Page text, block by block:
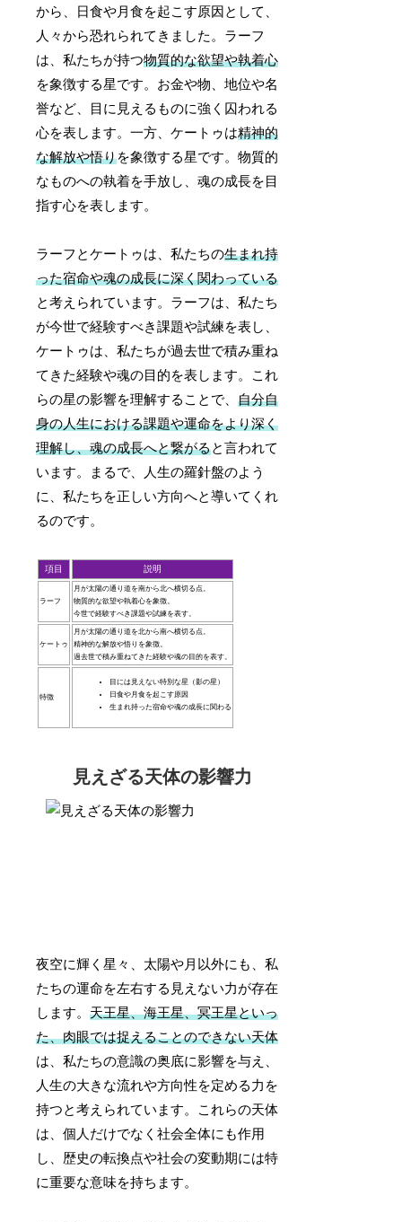
から、日食や月食を起こす原因として、
人々から恐れられてきました。ラーフ
は、私たちが持つ物質的な欲望や執着心
を象徴する星です。お金や物、地位や名
誉など、目に見えるものに強く囚われる
心を表します。一方、ケートゥは精神的
な解放や悟りを象徴する星です。物質的
なものへの執着を手放し、魂の成長を目
指す心を表します。
ラーフとケートゥは、私たちの生まれ持
った宿命や魂の成長に深く関わっている
と考えられています。ラーフは、私たち
が今世で経験すべき課題や試練を表し、
ケートゥは、私たちが過去世で積み重ね
てきた経験や魂の目的を表します。これ
らの星の影響を理解することで、自分自
身の人生における課題や運命をより深く
理解し、魂の成長へと繋がると言われて
います。まるで、人生の羅針盤のよう
に、私たちを正しい方向へと導いてくれ
るのです。
項目 説明
ラーフ
月が太陽の通り道を南から北へ横切る点。
物質的な欲望や執着心を象徴。
今世で経験すべき課題や試練を表す。
ケートゥ
月が太陽の通り道を北から南へ横切る点。
精神的な解放や悟りを象徴。
過去世で積み重ねてきた経験や魂の目的を表す。
特徴
目には見えない特別な星（影の星）
日食や月食を起こす原因
生まれ持った宿命や魂の成長に関わる
見えざる天体の影響力
夜空に輝く星々、太陽や月以外にも、私
たちの運命を左右する見えない力が存在
します。天王星、海王星、冥王星といっ
た、肉眼では捉えることのできない天体
は、私たちの意識の奥底に影響を与え、
人生の大きな流れや方向性を定める力を
持つと考えられています。これらの天体
は、個人だけでなく社会全体にも作用
し、歴史の転換点や社会の変動期には特
に重要な意味を持ちます。